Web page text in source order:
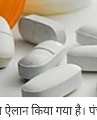
किया गया है।